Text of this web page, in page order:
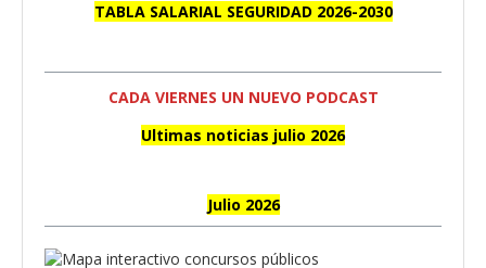
TABLA SALARIAL SEGURIDAD 2026-2030
CADA VIERNES UN NUEVO PODCAST
Ultimas noticias julio 2026
Julio 2026